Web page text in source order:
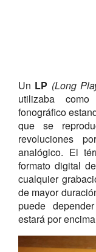
Un LP (Long
utilizaba
fonográfico
que se
revoluciones
analógico. El
formato digital
cualquier
de mayor
puede
estará por